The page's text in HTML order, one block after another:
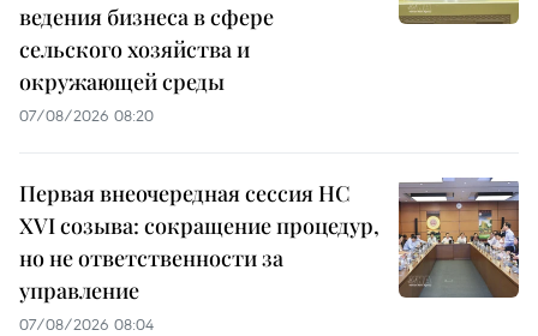
ведения бизнеса в сфере
сельского хозяйства и
окружающей среды
07/08/2026 08:20
Первая внеочередная сессия НС
XVI созыва: сокращение процедур,
но не ответственности за
управление
07/08/2026 08:04